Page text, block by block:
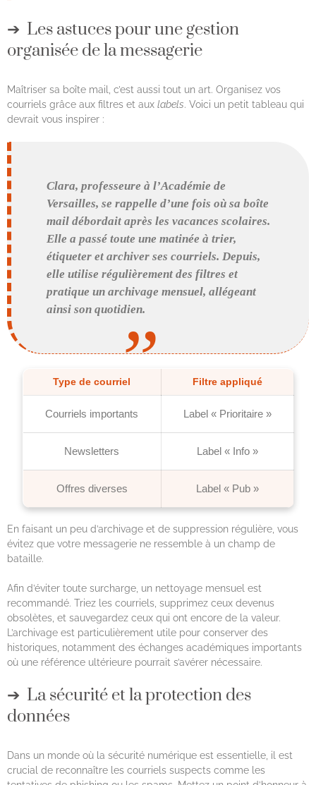
Les astuces pour une gestion
organisée de la messagerie
Maîtriser sa boîte mail, c’est aussi tout un art. Organisez vos
courriels grâce aux filtres et aux labels. Voici un petit tableau qui
devrait vous inspirer :
Clara, professeure à l’Académie de
Versailles, se rappelle d’une fois où sa boîte
mail débordait après les vacances scolaires.
Elle a passé toute une matinée à trier,
étiqueter et archiver ses courriels. Depuis,
elle utilise régulièrement des filtres et
pratique un archivage mensuel, allégeant
ainsi son quotidien.
Type de courriel Filtre appliqué
Courriels importants Label « Prioritaire »
Newsletters Label « Info »
Offres diverses Label « Pub »
En faisant un peu d’archivage et de suppression régulière, vous
évitez que votre messagerie ne ressemble à un champ de
bataille.
Afin d’éviter toute surcharge, un nettoyage mensuel est
recommandé. Triez les courriels, supprimez ceux devenus
obsolètes, et sauvegardez ceux qui ont encore de la valeur.
L’archivage est particulièrement utile pour conserver des
historiques, notamment des échanges académiques importants
où une référence ultérieure pourrait s’avérer nécessaire.
La sécurité et la protection des
données
Dans un monde où la sécurité numérique est essentielle, il est
crucial de reconnaître les courriels suspects comme les